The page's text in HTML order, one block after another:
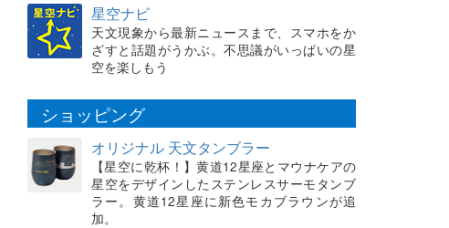
星空ナビ
天文現象から最新ニュースまで、スマホをか
ざすと話題がうかぶ。不思議がいっぱいの星
空を楽しもう
ショッピング
オリジナル 天文タンブラー
【星空に乾杯！】黄道12星座とマウナケアの
星空をデザインしたステンレスサーモタンブ
ラー。黄道12星座に新色モカブラウンが追
加。